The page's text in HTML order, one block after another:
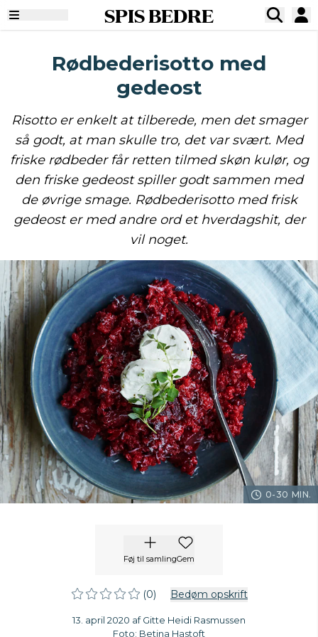
SPIS BEDRE
Rødbederisotto med
gedeost
Risotto er enkelt at tilberede, men det smager
så godt, at man skulle tro, det var svært. Med
friske rødbeder får retten tilmed skøn kulør, og
den friske gedeost spiller godt sammen med
de øvrige smage. Rødbederisotto med frisk
gedeost er med andre ord et hverdagshit, der
vil noget.
0-30 MIN.
Føj til samlingGem
(0) Bedøm opskrift
13. april 2020 af Gitte Heidi Rasmussen
Foto: Betina Hastoft